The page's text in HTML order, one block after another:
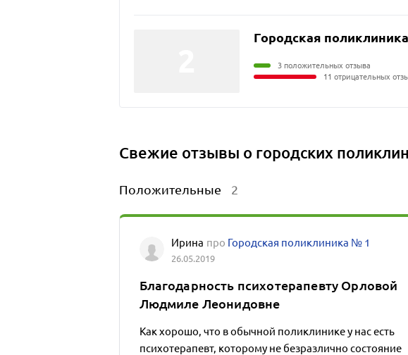
Городская
3 положительных отзыва
11 отрицательных
Свежие отзывы о городских
Положительные 2
Ирина про Городская поликлиника № 1
26.05.2019
Благодарность психотерапевту Орловой
Людмиле Леонидовне
Как хорошо, что в обычной поликлинике у нас есть
психотерапевт, которому не безразлично состояние